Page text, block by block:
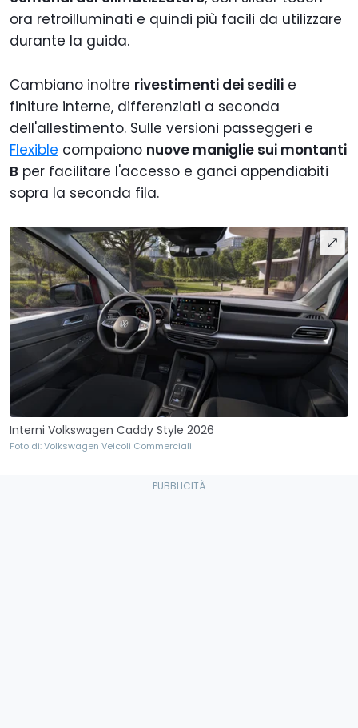
ora retroilluminati e quindi più facili da utilizzare
durante la guida.
Cambiano inoltre rivestimenti dei sedili e
finiture interne, differenziati a seconda
dell'allestimento. Sulle versioni passeggeri e
Flexible compaiono nuove maniglie sui montanti
B per facilitare l'accesso e ganci appendiabiti
sopra la seconda fila.
Interni Volkswagen Caddy Style 2026
Foto di: Volkswagen Veicoli Commerciali